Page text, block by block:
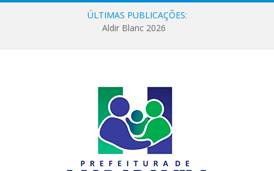
ÚLTIMAS PUBLICAÇÕES:
Aldir Blanc 2026